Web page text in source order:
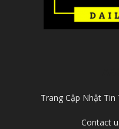
Trang Cập Nhật
Contact